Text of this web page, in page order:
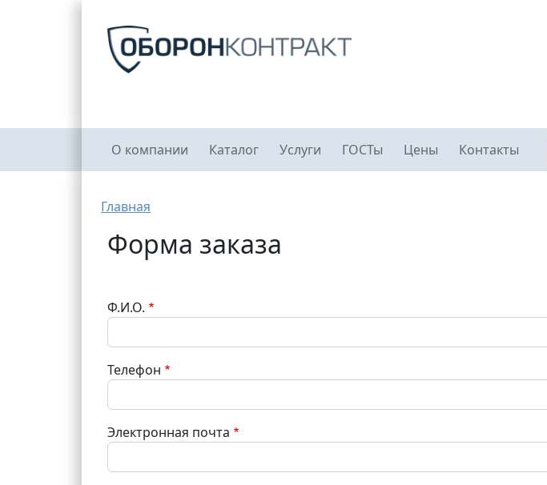
Главное меню
О компании Каталог Услуги ГОСТы Цены Контакты
Строка навигации
Главная
Форма заказа
Ф.И.О.
Телефон
Электронная почта